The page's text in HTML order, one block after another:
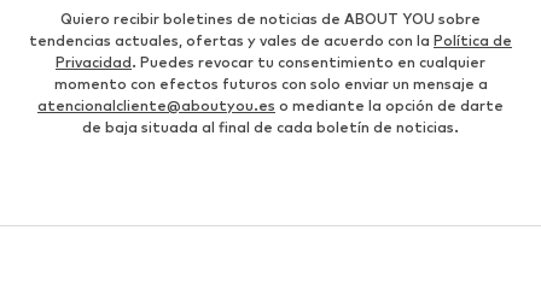
Quiero recibir boletines de noticias de ABOUT YOU sobre
tendencias actuales, ofertas y vales de acuerdo con la Política de
Privacidad. Puedes revocar tu consentimiento en cualquier
momento con efectos futuros con solo enviar un mensaje a
atencionalcliente@aboutyou.es o mediante la opción de darte
de baja situada al final de cada boletín de noticias.